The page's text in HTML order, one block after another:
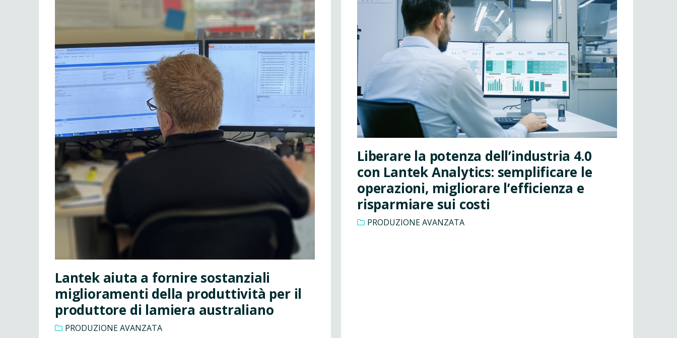
Lantek aiuta a fornire sostanziali
miglioramenti della produttività per il
produttore di lamiera australiano
PRODUZIONE AVANZATA
Liberare la potenza dell’industria 4.0
con Lantek Analytics: semplificare le
operazioni, migliorare l’efficienza e
risparmiare sui costi
PRODUZIONE AVANZATA